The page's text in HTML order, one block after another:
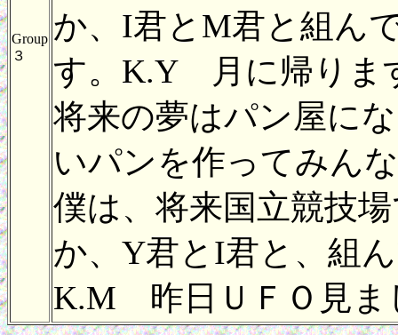
Group
３
か、I君とM君と組ん
す。K.Y 月に帰りま
将来の夢はパン屋に
いパンを作ってみん
僕は、将来国立競技
か、Y君とI君と、組
K.M 昨日ＵＦＯ見ま